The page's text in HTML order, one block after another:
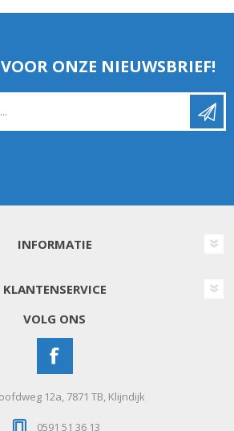
ONZE NIEUWSBRIEF!
INFORMATIE
KLANTENSERVICE
VOLG ONS
12a, 7871 TB, Klijndijk
0591 51 36 13